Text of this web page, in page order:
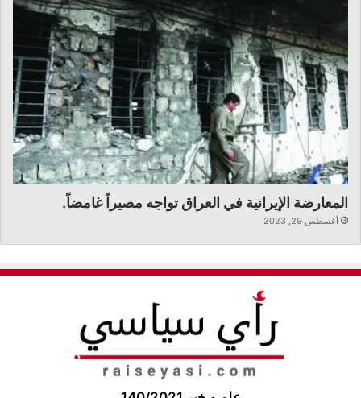
المعارضة الإيرانية في العراق تواجه مصيراً غامضاً.
أغسطس 29, 2023